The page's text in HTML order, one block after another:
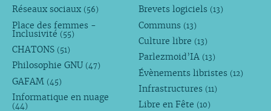
Réseaux sociaux (56)
Place des femmes -
Inclusivité (55)
CHATONS (51)
Philosophie GNU (47)
GAFAM (45)
Informatique en nuage
(44)
Brevets logiciels (13)
Communs (13)
Culture libre (13)
Parlezmoid’IA (13)
Évènements libristes (12)
Infrastructures (11)
Libre en Fête (10)